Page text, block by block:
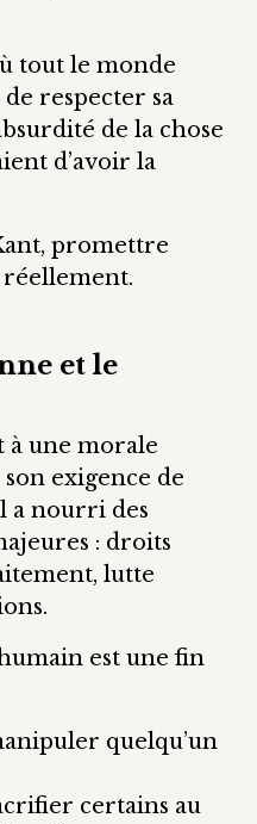
tout le monde
respecter sa
de la chose
d’avoir la
promettre
réellement.
et le
à une morale
exigence de
a nourri des
: droits
lutte
est une fin
quelqu’un
certains au